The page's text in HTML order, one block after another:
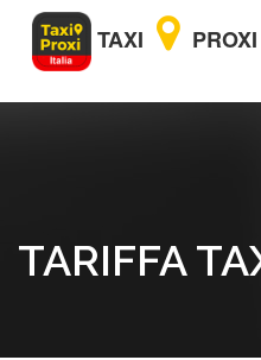
TAXI PROXI
TARIFFA